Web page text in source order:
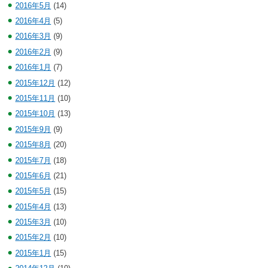
2016年5月 (14)
2016年4月 (5)
2016年3月 (9)
2016年2月 (9)
2016年1月 (7)
2015年12月 (12)
2015年11月 (10)
2015年10月 (13)
2015年9月 (9)
2015年8月 (20)
2015年7月 (18)
2015年6月 (21)
2015年5月 (15)
2015年4月 (13)
2015年3月 (10)
2015年2月 (10)
2015年1月 (15)